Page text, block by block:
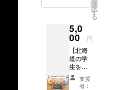
・あな
たに1冊
届く
選
択
す
る
5,0
00 円
【北海
道の学
生を応
援した
い方向
支援
者：